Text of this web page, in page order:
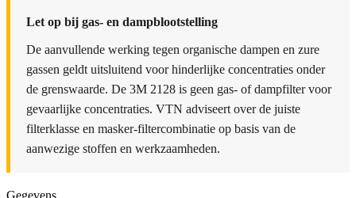
Let op bij gas- en dampblootstelling
De aanvullende werking tegen organische dampen en zure
gassen geldt uitsluitend voor hinderlijke concentraties onder
de grenswaarde. De 3M 2128 is geen gas- of dampfilter voor
gevaarlijke concentraties. VTN adviseert over de juiste
filterklasse en masker-filtercombinatie op basis van de
aanwezige stoffen en werkzaamheden.
Gegevens